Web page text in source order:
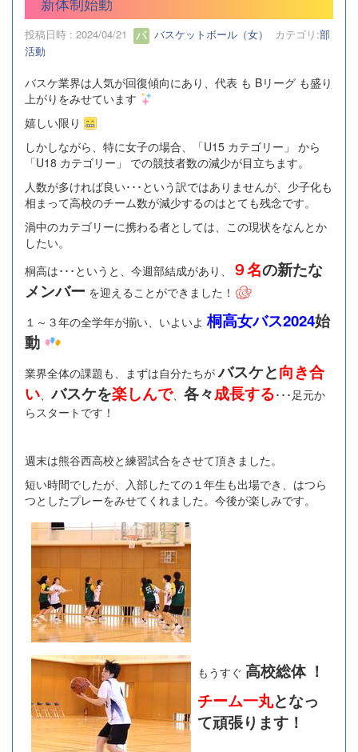
投稿日時 : 2024/04/21 バスケットボール（女） カテゴリ:部
活動
バスケ業界は人気が回復傾向にあり、代表 も Bリーグ も盛り
上がりをみせています
嬉しい限り
しかしながら、特に女子の場合、「U15 カテゴリー」 から
「U18 カテゴリー」 での競技者数の減少が目立ちます。
人数が多ければ良い･･･という訳ではありませんが、少子化も
相まって高校のチーム数が減少するのはとても残念です。
渦中のカテゴリーに携わる者としては、この現状をなんとか
したい。
桐高は･･･というと、今週部結成があり、
９名の新たな
メンバー を迎えることができました！
１～３年の全学年が揃い、いよいよ桐高女バス2024始
動
業界全体の課題も、まずは自分たちがバスケと向き合
い 、バスケを楽しんで、 各々成長する･･･足元か
らスタートです！
週末は熊谷西高校と練習試合をさせて頂きました。
短い時間でしたが、入部したての１年生も出場でき、はつら
つとしたプレーをみせてくれました。今後が楽しみです。
もうすぐ 高校総体 ！
チーム一丸となっ
て頑張ります！